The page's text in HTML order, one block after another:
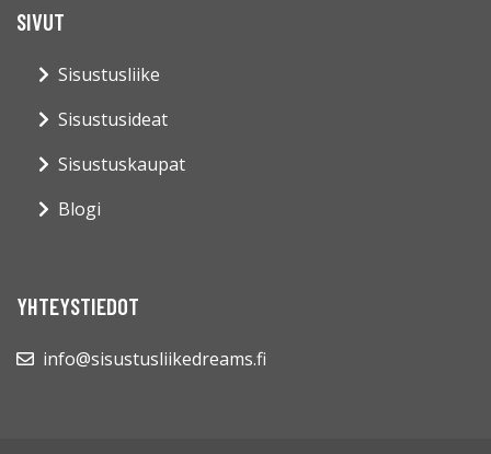
SIVUT
Sisustusliike
Sisustusideat
Sisustuskaupat
Blogi
YHTEYSTIEDOT
info@sisustusliikedreams.fi